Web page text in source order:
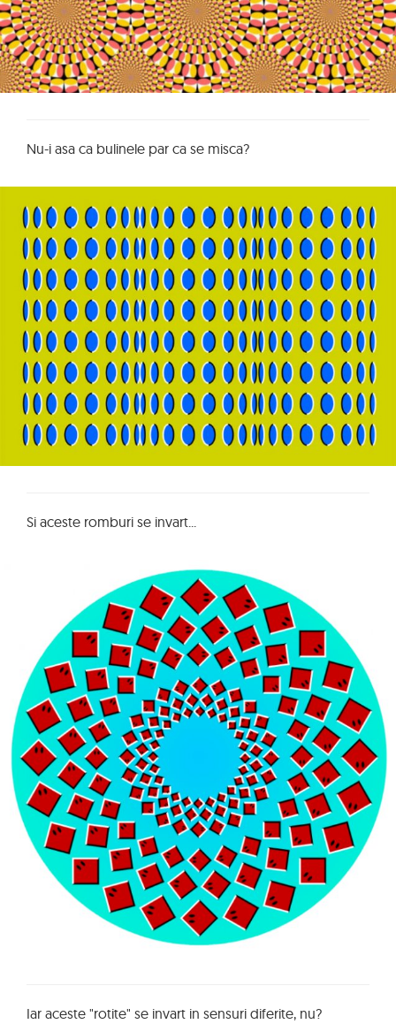
Nu-i asa ca bulinele par ca se misca?
Si aceste romburi se invart...
Iar aceste "rotite" se invart in sensuri diferite, nu?